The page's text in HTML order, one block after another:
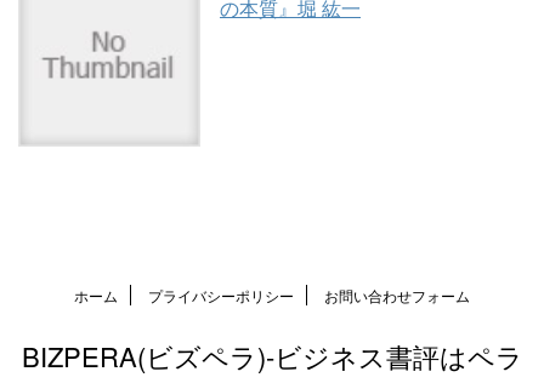
の本質』堀 紘一
ホーム プライバシーポリシー お問い合わせフォーム
BIZPERA(ビズペラ)-ビジネス書評はペラ